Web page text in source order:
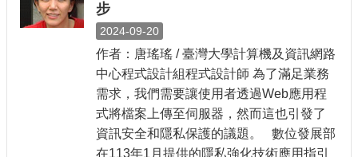
步
2024-09-20
作者：唐瑤瑤 / 臺灣大學計算機及資訊網路
中心程式設計組程式設計師 為了滿足業務
需求，我們需要讓使用者透過Web應用程
式將檔案上傳至伺服器，然而這也引發了
資訊安全和隱私保護的議題。 數位發展部
在113年1月提供的隱私強化技術應用指引